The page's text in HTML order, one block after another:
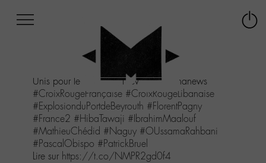
menu
Aller
contenu
Aller
Unis pour le Liban Par Newsdesk Libnanews
#CroixRougeFrançaise #CroixRougeLibanaise
#ExplosionduPortdeBeyrouth #FlorentPagny
#France2 #HibaTawaji #IbrahimMaalouf
#MathieuChédid #Naguy #OUssamaRahbani
#PascalObispo #PatrickBruel
Lire sur https://t.co/NMPR2gd0f4